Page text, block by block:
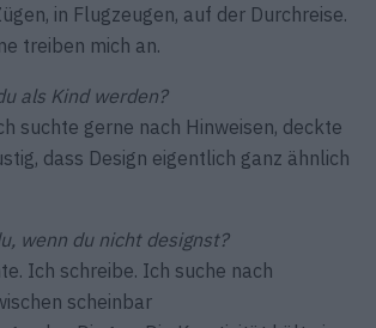
in Flugzeugen, auf der Durchreise.
treiben mich an.
als Kind werden?
suchte gerne nach Hinweisen, deckte
dass Design eigentlich ganz ähnlich
wenn du nicht designst?
Ich schreibe. Ich suche nach
scheinbar